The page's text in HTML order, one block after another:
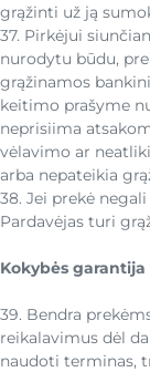
grąžinti už ją
37. Pirkėjui
nurodytu būdu,
grąžinamos
keitimo prašyme
neprisiima
vėlavimo ar
arba nepateikia
38. Jei prekė
Pardavėjas turi
Kokybės garantija
39. Bendra
reikalavimus dėl
naudoti terminas,